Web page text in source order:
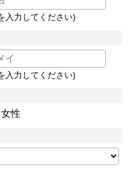
入力してください)
入力してください)
女性